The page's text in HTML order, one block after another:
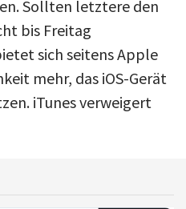
Sollten letztere den
bis Freitag
sich seitens Apple
mehr, das iOS-Gerät
iTunes verweigert